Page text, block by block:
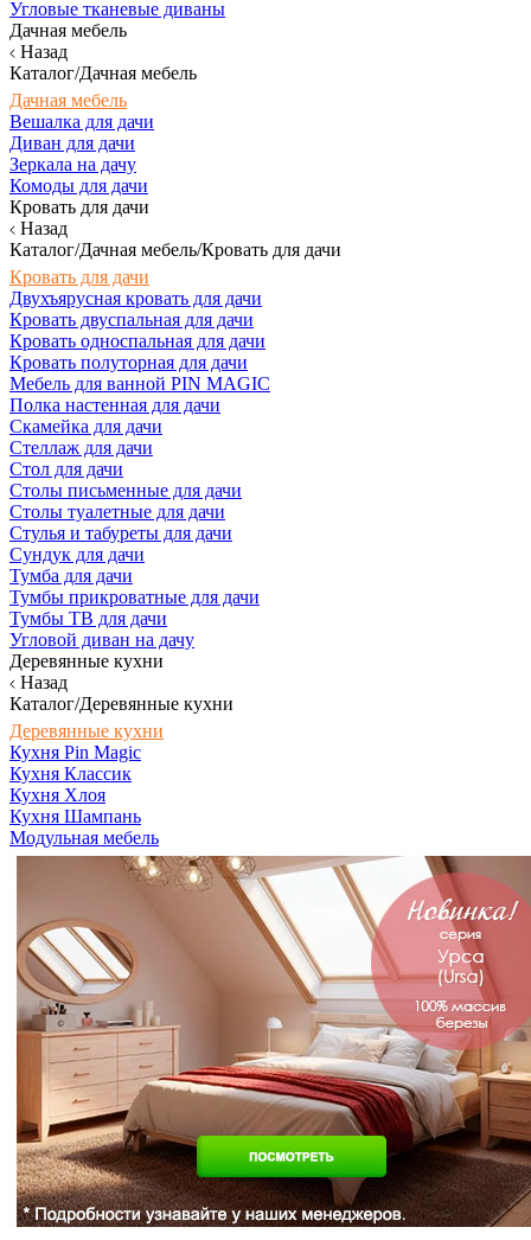
Угловые тканевые диваны
Дачная мебель
Назад
Каталог/Дачная мебель
Дачная мебель
Вешалка для дачи
Диван для дачи
Зеркала на дачу
Комоды для дачи
Кровать для дачи
Назад
Каталог/Дачная мебель/Кровать для дачи
Кровать для дачи
Двухъярусная кровать для дачи
Кровать двуспальная для дачи
Кровать односпальная для дачи
Кровать полуторная для дачи
Мебель для ванной PIN MAGIC
Полка настенная для дачи
Скамейка для дачи
Стеллаж для дачи
Стол для дачи
Столы письменные для дачи
Столы туалетные для дачи
Стулья и табуреты для дачи
Сундук для дачи
Тумба для дачи
Тумбы прикроватные для дачи
Тумбы ТВ для дачи
Угловой диван на дачу
Деревянные кухни
Назад
Каталог/Деревянные кухни
Деревянные кухни
Кухня Pin Magic
Кухня Классик
Кухня Хлоя
Кухня Шампань
Модульная мебель